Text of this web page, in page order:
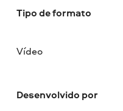
Tipo de formato
Vídeo
Desenvolvido por